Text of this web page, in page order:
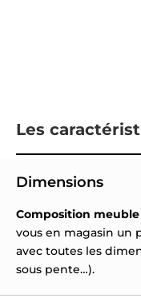
Les
Dimensions
Composition
vous en magasin un
avec toutes les
sous pente…).